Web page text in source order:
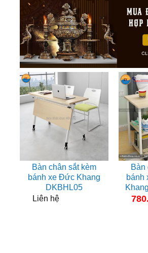
Bàn chân sắt kèm
bánh xe Đức Khang
DKBHL05
Liên hệ
Bàn
bánh